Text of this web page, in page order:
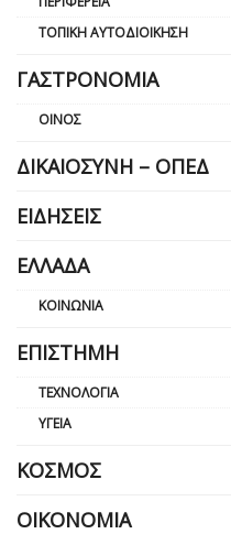
ΤΟΠΙΚΉ ΑΥΤΟΔΙΟΊΚΗΣΗ
ΓΑΣΤΡΟΝΟΜΊΑ
ΟΊΝΟΣ
ΔΙΚΑΙΟΣΎΝΗ – ΟΠΕΔ
ΕΙΔΉΣΕΙΣ
ΕΛΛΆΔΑ
ΚΟΙΝΩΝΊΑ
ΕΠΙΣΤΉΜΗ
ΤΕΧΝΟΛΟΓΊΑ
ΥΓΕΊΑ
ΚΌΣΜΟΣ
ΟΙΚΟΝΟΜΊΑ